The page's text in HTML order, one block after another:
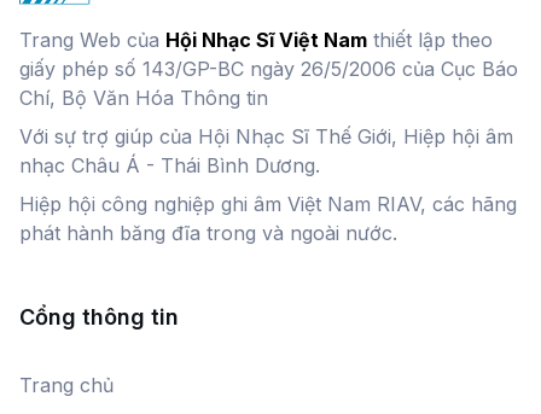
Trang Web của Hội Nhạc Sĩ Việt Nam thiết lập theo
giấy phép số 143/GP-BC ngày 26/5/2006 của Cục Báo
Chí, Bộ Văn Hóa Thông tin
Với sự trợ giúp của Hội Nhạc Sĩ Thế Giới, Hiệp hội âm
nhạc Châu Á - Thái Bình Dương.
Hiệp hội công nghiệp ghi âm Việt Nam RIAV, các hãng
phát hành băng đĩa trong và ngoài nước.
Cổng thông tin
Trang chủ